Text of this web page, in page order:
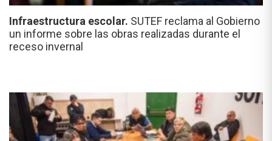
Infraestructura escolar. SUTEF reclama al Gobierno
un informe sobre las obras realizadas durante el
receso invernal